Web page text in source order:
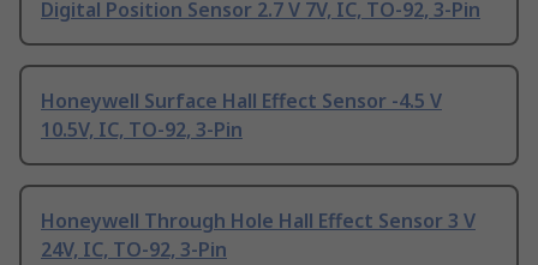
Digital Position Sensor 2.7 V 7V, IC, TO-92, 3-Pin
Honeywell Surface Hall Effect Sensor -4.5 V
10.5V, IC, TO-92, 3-Pin
Honeywell Through Hole Hall Effect Sensor 3 V
24V, IC, TO-92, 3-Pin